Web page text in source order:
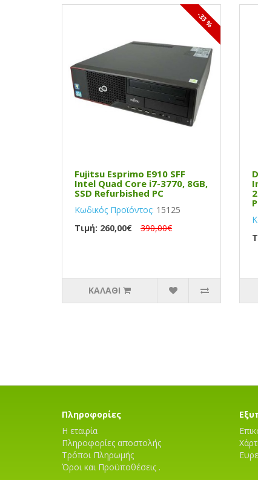
-33 %
Fujitsu Esprimo E910 SFF
Intel Quad Core i7-3770, 8GB,
SSD Refurbished PC
Κωδικός Προϊόντος: 15125
Τιμή: 260,00€
390,00€
ΚΑΛΆΘΙ
Πληροφορίες
Η εταιρία
Πληροφορίες αποστολής
Τρόποι Πληρωμής
Όροι και Προϋποθέσεις .